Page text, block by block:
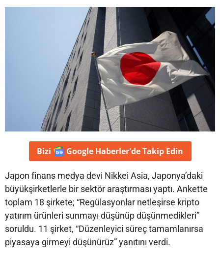
Bizi Google Haberler'deTakip Edin
Japon finans medya devi Nikkei Asia, Japonya’daki
büyükşirketlerle bir sektör araştırması yaptı. Ankette
toplam 18 şirkete; “Regülasyonlar netleşirse kripto
yatırım ürünleri sunmayı düşünüp düşünmedikleri”
soruldu. 11 şirket, “Düzenleyici süreç tamamlanırsa
piyasaya girmeyi düşünürüz” yanıtını verdi.